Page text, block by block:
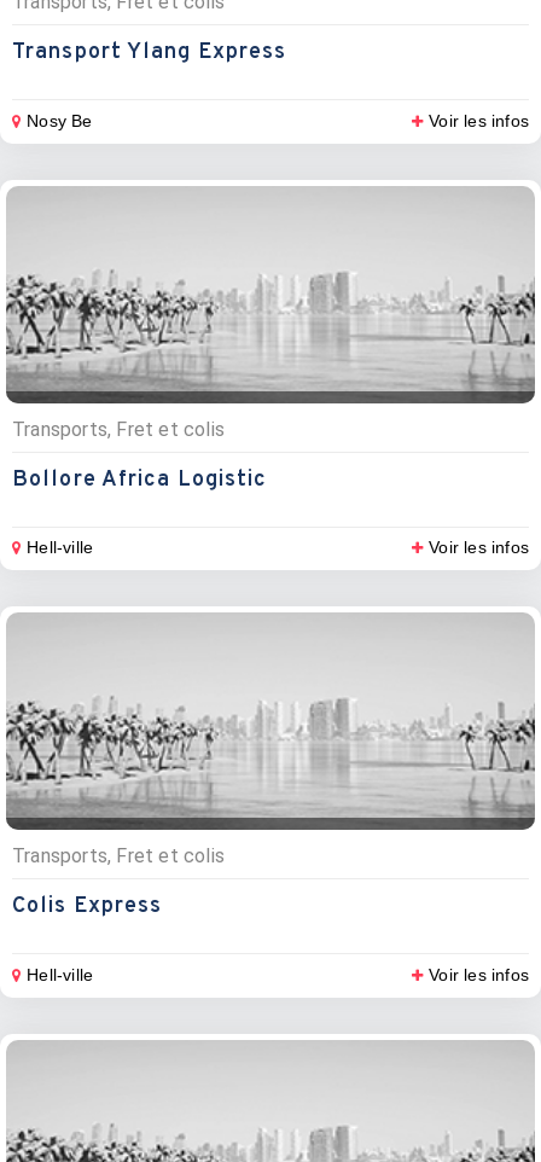
Transport Ylang Express
Nosy Be Voir les infos
Transports, Fret et colis
Bollore Africa Logistic
Hell-ville Voir les infos
Transports, Fret et colis
Colis Express
Hell-ville Voir les infos